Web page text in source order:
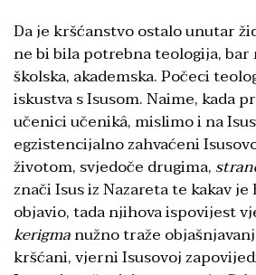
Da je kršćanstvo ostalo unutar
ne bi bila potrebna teologija, bar
školska, akademska. Počeci
iskustva s Isusom. Naime, kada
učenici učenikâ, mislimo i na
egzistencijalno zahvaćeni
životom, svjedoče drugima,
znači Isus iz Nazareta te kakav je
objavio, tada njihova ispovijest
kerigmanužno traže
kršćani, vjerni Isusovoj